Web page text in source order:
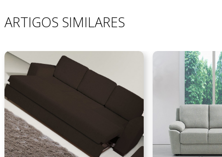
ARTIGOS SIMILARES